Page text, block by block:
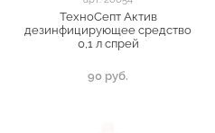
ТехноСепт Актив
дезинфицирующее средство
0,1 л спрей
90 руб.